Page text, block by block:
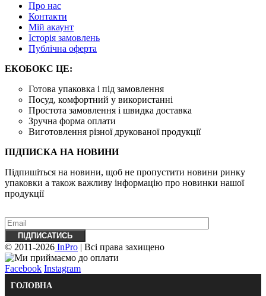
Про нас
Контакти
Mій акаунт
Історія замовлень
Публічна оферта
ЕКОБОКС ЦЕ:
Готова упаковка і під замовлення
Посуд, комфортний у використанні
Простота замовлення і швидка доставка
Зручна форма оплати
Виготовлення різної друкованої продукції
ПІДПИСКА НА НОВИНИ
Підпишіться на новини, щоб не пропустити новини ринку
упаковки а також важливу ​​інформацію про новинки нашої
продукції
© 2011-2026 InPro | Всі права захищено
Facebook Instagram
ГОЛОВНА